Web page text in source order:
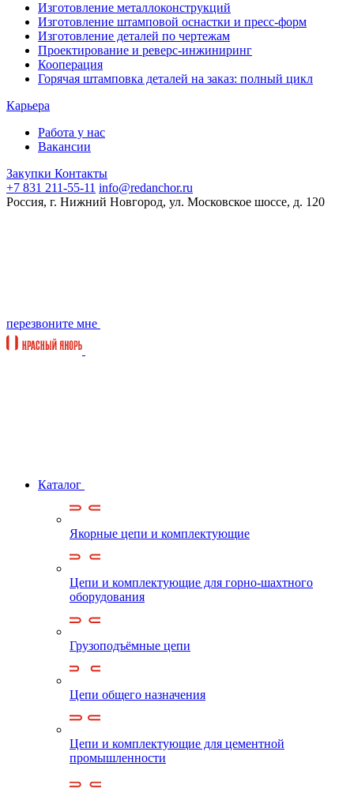
Изготовление металлоконструкций
Изготовление штамповой оснастки и пресс-форм
Изготовление деталей по чертежам
Проектирование и реверс-инжиниринг
Кооперация
Горячая штамповка деталей на заказ: полный цикл
Карьера
Работа у нас
Вакансии
Закупки Контакты
+7 831 211-55-11 info@redanchor.ru
Россия, г. Нижний Новгород, ул. Московское шоссе, д. 120
перезвоните мне
Каталог
Якорные цепи и комплектующие
Цепи и комплектующие для горно-шахтного
оборудования
Грузоподъёмные цепи
Цепи общего назначения
Цепи и комплектующие для цементной
промышленности